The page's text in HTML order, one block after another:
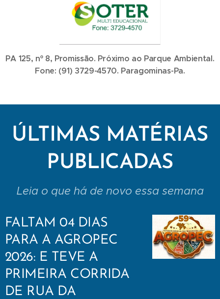
PA 125, nº 8, Promissão. Próximo ao Parque Ambiental.
Fone: (91) 3729-4570. Paragominas-Pa.
ÚLTIMAS MATÉRIAS
PUBLICADAS
Leia o que há de novo essa semana
FALTAM 04 DIAS
PARA A AGROPEC
2026: E TEVE A
PRIMEIRA CORRIDA
DE RUA DA